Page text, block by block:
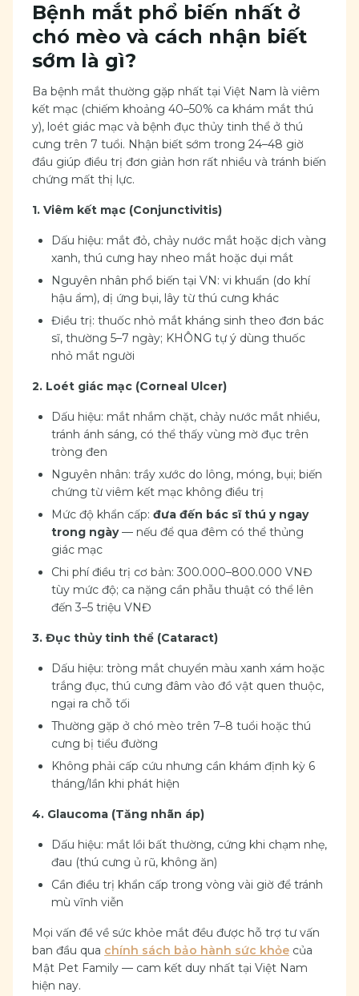
Bệnh mắt phổ biến nhất ở
chó mèo và cách nhận biết
sớm là gì?
Ba bệnh mắt thường gặp nhất tại Việt Nam là viêm
kết mạc (chiếm khoảng 40–50% ca khám mắt thú
y), loét giác mạc và bệnh đục thủy tinh thể ở thú
cưng trên 7 tuổi. Nhận biết sớm trong 24–48 giờ
đầu giúp điều trị đơn giản hơn rất nhiều và tránh biến
chứng mất thị lực.
1. Viêm kết mạc (Conjunctivitis)
Dấu hiệu: mắt đỏ, chảy nước mắt hoặc dịch vàng
xanh, thú cưng hay nheo mắt hoặc dụi mắt
Nguyên nhân phổ biến tại VN: vi khuẩn (do khí
hậu ẩm), dị ứng bụi, lây từ thú cưng khác
Điều trị: thuốc nhỏ mắt kháng sinh theo đơn bác
sĩ, thường 5–7 ngày; KHÔNG tự ý dùng thuốc
nhỏ mắt người
2. Loét giác mạc (Corneal Ulcer)
Dấu hiệu: mắt nhắm chặt, chảy nước mắt nhiều,
tránh ánh sáng, có thể thấy vùng mờ đục trên
tròng đen
Nguyên nhân: trầy xước do lông, móng, bụi; biến
chứng từ viêm kết mạc không điều trị
Mức độ khẩn cấp: đưa đến bác sĩ thú y ngay
trong ngày— nếu để qua đêm có thể thủng
giác mạc
Chi phí điều trị cơ bản: 300.000–800.000 VNĐ
tùy mức độ; ca nặng cần phẫu thuật có thể lên
đến 3–5 triệu VNĐ
3. Đục thủy tinh thể (Cataract)
Dấu hiệu: tròng mắt chuyển màu xanh xám hoặc
trắng đục, thú cưng đâm vào đồ vật quen thuộc,
ngại ra chỗ tối
Thường gặp ở chó mèo trên 7–8 tuổi hoặc thú
cưng bị tiểu đường
Không phải cấp cứu nhưng cần khám định kỳ 6
tháng/lần khi phát hiện
4. Glaucoma (Tăng nhãn áp)
Dấu hiệu: mắt lồi bất thường, cứng khi chạm nhẹ,
đau (thú cưng ủ rũ, không ăn)
Cần điều trị khẩn cấp trong vòng vài giờ để tránh
mù vĩnh viễn
Mọi vấn đề về sức khỏe mắt đều được hỗ trợ tư vấn
ban đầu qua chính sách bảo hành sức khỏe của
Mật Pet Family — cam kết duy nhất tại Việt Nam
hiện nay.